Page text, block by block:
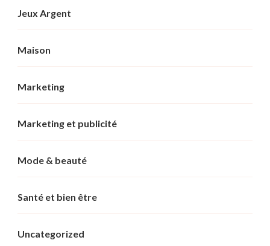
Jeux Argent
Maison
Marketing
Marketing et publicité
Mode & beauté
Santé et bien être
Uncategorized